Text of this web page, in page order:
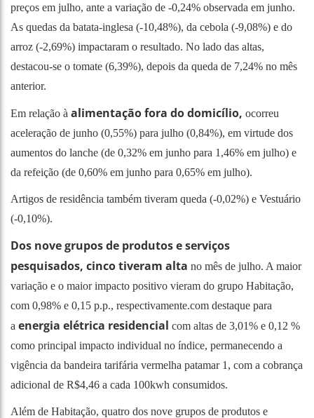
preços em julho, ante a variação de -0,24% observada em junho.
As quedas da batata-inglesa (-10,48%), da cebola (-9,08%) e do
arroz (-2,69%) impactaram o resultado. No lado das altas,
destacou-se o tomate (6,39%), depois da queda de 7,24% no mês
anterior.
Em relação à alimentação fora do domicílio, ocorreu
aceleração de junho (0,55%) para julho (0,84%), em virtude dos
aumentos do lanche (de 0,32% em junho para 1,46% em julho) e
da refeição (de 0,60% em junho para 0,65% em julho).
Artigos de residência também tiveram queda (-0,02%) e Vestuário
(-0,10%).
Dos nove grupos de produtos e serviços
pesquisados, cinco tiveram alta no mês de julho. A maior
variação e o maior impacto positivo vieram do grupo Habitação,
com 0,98% e 0,15 p.p., respectivamente.com destaque para
a energia elétrica residencial com altas de 3,01% e 0,12 %
como principal impacto individual no índice, permanecendo a
vigência da bandeira tarifária vermelha patamar 1, com a cobrança
adicional de R$4,46 a cada 100kwh consumidos.
Além de Habitação, quatro dos nove grupos de produtos e